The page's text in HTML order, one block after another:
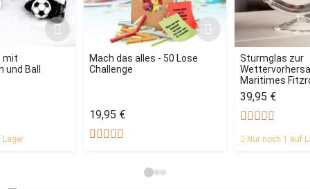
mit
und Ball
Mach das alles - 50 Lose
Challenge
19,95 €
Sturmglas zur
Maritimes
39,95 €
Nur noch 1 auf